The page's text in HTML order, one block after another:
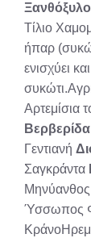
Ξανθόξυλο
Τίλιο
ήπαρ
ενισχύει
Αρτεμίσια
Γεντιανή
Σαγκράντα
Μηνύανθος
Ύσσωπος